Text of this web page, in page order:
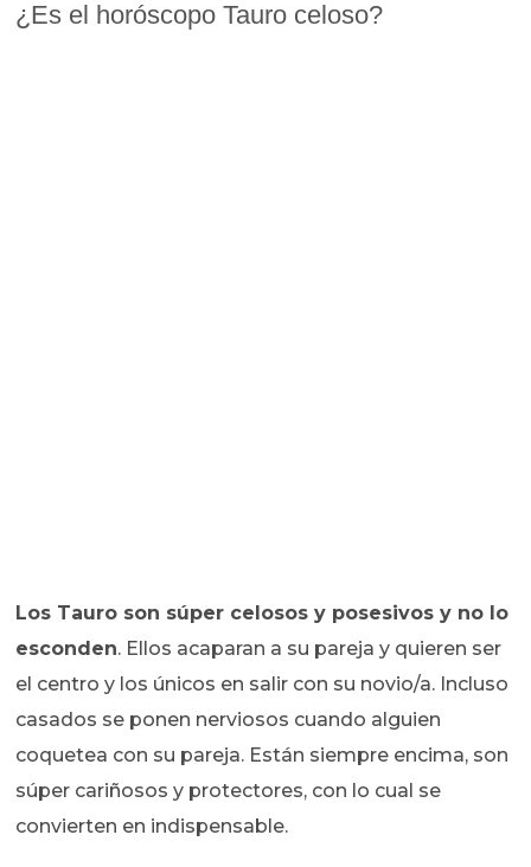
¿Es el horóscopo Tauro celoso?
Los Tauro son súper celosos y posesivos y no lo
esconden. Ellos acaparan a su pareja y quieren ser
el centro y los únicos en salir con su novio/a. Incluso
casados se ponen nerviosos cuando alguien
coquetea con su pareja. Están siempre encima, son
súper cariñosos y protectores, con lo cual se
convierten en indispensable.